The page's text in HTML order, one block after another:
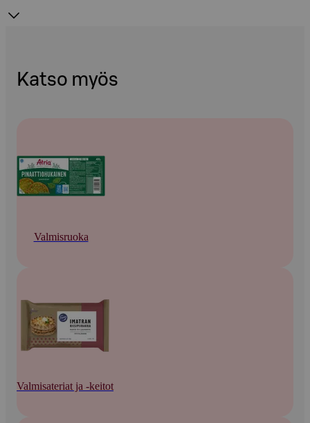
Katso myös
Valmisruoka
Valmisateriat ja -keitot